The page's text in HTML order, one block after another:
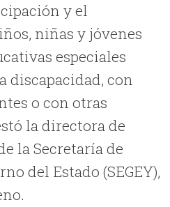
y el
niñas y jóvenes
especiales
discapacidad, con
o con otras
la directora de
la Secretaría de
del Estado (SEGEY),